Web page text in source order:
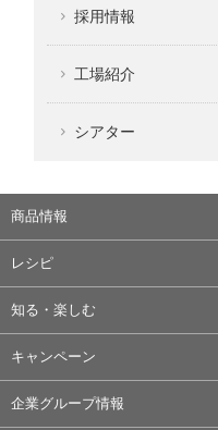
採用情報
工場紹介
シアター
商品情報
レシピ
知る・楽しむ
キャンペーン
企業グループ情報